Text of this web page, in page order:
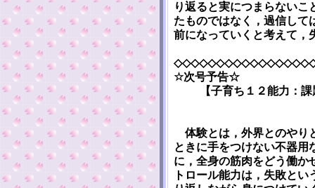
り返ると実につまらないこ
たものではなく，過信して
前になっていくと考えて，
☆次号予告☆
【子育ち１２能力：
体験とは，外界とのやり
ときに手をつけない不器用
に，全身の筋肉をどう働か
トロール能力は，失敗と